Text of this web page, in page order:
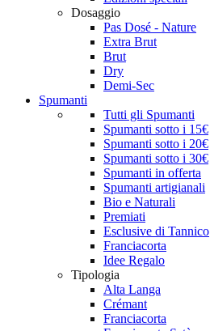
Dosaggio
Pas Dosé - Nature
Extra Brut
Brut
Dry
Demi-Sec
Spumanti
Tutti gli Spumanti
Spumanti sotto i 15€
Spumanti sotto i 20€
Spumanti sotto i 30€
Spumanti in offerta
Spumanti artigianali
Bio e Naturali
Premiati
Esclusive di Tannico
Franciacorta
Idee Regalo
Tipologia
Alta Langa
Crémant
Franciacorta